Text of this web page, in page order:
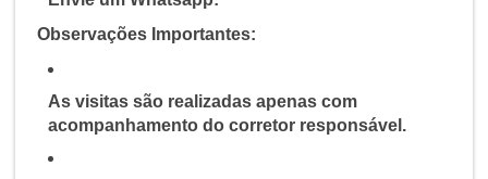
Observações Importantes:
As visitas são realizadas apenas com
acompanhamento do corretor responsável.